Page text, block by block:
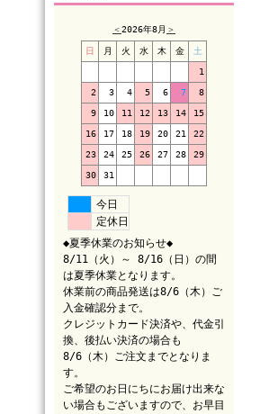
＜2026年8月 ＞
日 月 火 水 木 金 土
1
2 3 4 5 6 7 8
9 10 11 12 13 14 15
16 17 18 19 20 21 22
23 24 25 26 27 28 29
30 31
今日
定休日
◆夏季休業のお知らせ◆
8/11（火）～ 8/16（日）の間
は夏季休業となります。
休業前の商品発送は8/6（木）ご
入金確認分まで。
クレジットカード決済や、代金引
換、後払い決済の場合も
8/6（木）ご注文までとなりま
す。
ご希望のお日にちにお届け出来な
い場合もございますので、お早目